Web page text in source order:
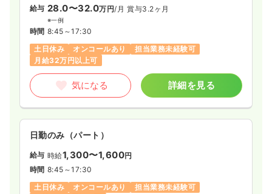
訪問看護
日勤のみ（常勤） 一時募集休止
給与 お問い合わせください
時間
8:00～17:00
日勤のみ（パート）
給与 時給1,100円
時間 9:00～16:00
給与 28.0〜32.0万円/月 賞与3.2ヶ月
※一例
時間 8:45～17:30
土日休み
オンコールあり
担当業務未経験可
月給32万円以上可
気になる 詳細を見る
日勤のみ（パート）
給与 時給1,300〜1,600円
時間 8:45～17:30
土日休み
オンコールあり
担当業務未経験可